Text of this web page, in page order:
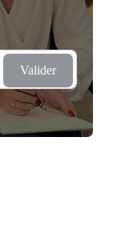
Valider